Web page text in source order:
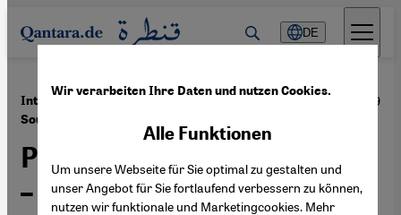
Direkt zum Inhalt springen
DE
Interview mit dem algerischen Oppositionsführer
Soufiane Djilali
·11.09.2019
Politische Krise in Algerien
– Kompromiss in Sicht?
Wir verarbeiten Ihre Daten und nutzen Cookies.
Alle Funktionen
Um unsere Webseite für Sie optimal zu gestalten und
unser Angebot für Sie fortlaufend verbessern zu können,
nutzen wir funktionale und Marketingcookies. Mehr